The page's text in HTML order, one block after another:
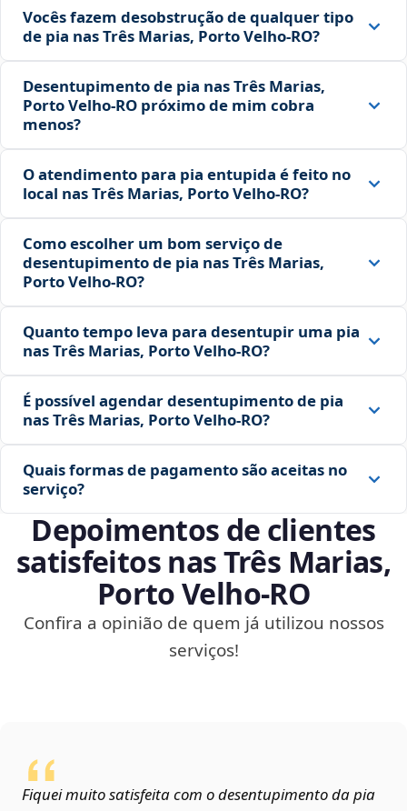
Vocês fazem desobstrução de qualquer tipo
de pia nas Três Marias, Porto Velho‑RO?
Desentupimento de pia nas Três Marias,
Porto Velho‑RO próximo de mim cobra
menos?
O atendimento para pia entupida é feito no
local nas Três Marias, Porto Velho‑RO?
Como escolher um bom serviço de
desentupimento de pia nas Três Marias,
Porto Velho‑RO?
Quanto tempo leva para desentupir uma pia
nas Três Marias, Porto Velho‑RO?
É possível agendar desentupimento de pia
nas Três Marias, Porto Velho‑RO?
Quais formas de pagamento são aceitas no
serviço?
Depoimentos de clientes
satisfeitos nas Três Marias,
Porto Velho‑RO
Confira a opinião de quem já utilizou nossos
serviços!
Fiquei muito satisfeita com o desentupimento da pia